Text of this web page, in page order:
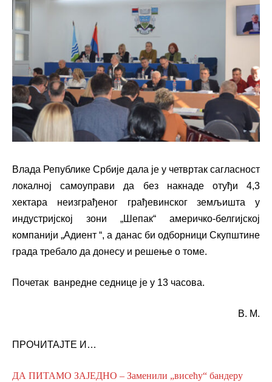
Влада Републике Србије дала је у четвртак сагласност
локалној самоуправи да без накнаде отуђи 4,3
хектара неизграђеног грађевинског земљишта у
индустријској зони „Шепак“ америчко-белгијској
компанији „Адиент “, а данас би одборници Скупштине
града требало да донесу и решење о томе.
Почетак ванредне седнице је у 13 часова.
В. М.
ПРОЧИТАЈТЕ И…
ДА ПИТАМО ЗАЈЕДНО – Заменили „висећу“ бандеру